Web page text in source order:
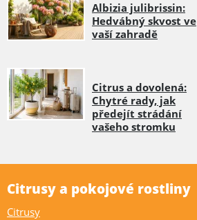
Albizia julibrissin:
Hedvábný skvost ve
vaší zahradě
Citrus a dovolená:
Chytré rady, jak
předejít strádání
vašeho stromku
Citrusy a pokojové rostliny
Citrusy